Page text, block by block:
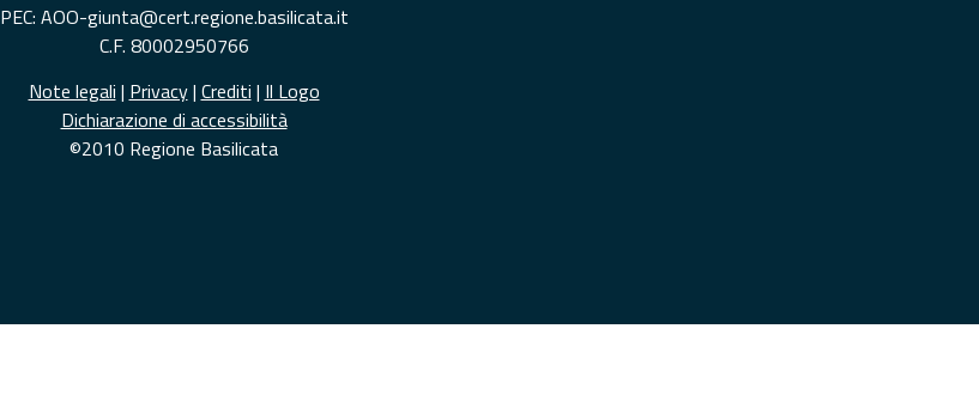
PEC: AOO-giunta@cert.regione.basilicata.it
C.F. 80002950766
Note legali | Privacy| Crediti | Il Logo
Dichiarazione di accessibilità
©2010 Regione Basilicata